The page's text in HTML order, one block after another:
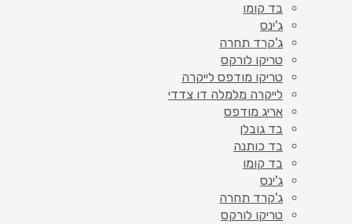
בד קומו
ג'ינס
ג'קרד תחרה
טריקו לורקס
טריקו מודפס לייקרה
לייקרה מלמלה דו צדדי
אריג מודפס
בד גובלן
בד כותנה
בד קומו
ג'ינס
ג'קרד תחרה
טריקו לורקס